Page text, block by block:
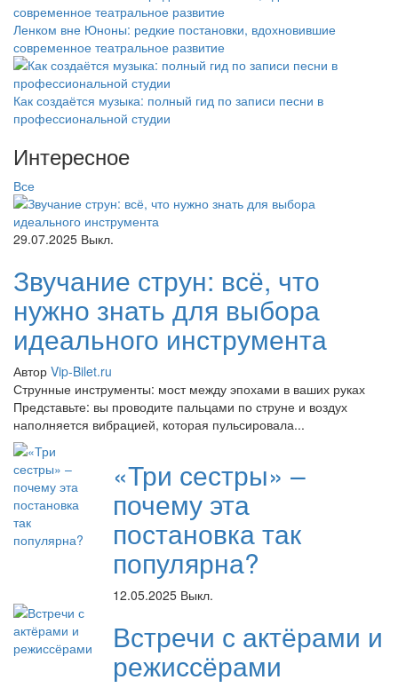
Ленком вне Юноны: редкие постановки, вдохновившие
современное театральное развитие
Как создаётся музыка: полный гид по записи песни в
профессиональной студии
Интересное
Все
29.07.2025 Выкл.
Звучание струн: всё, что
нужно знать для выбора
идеального инструмента
Автор Vip-Bilet.ru
Струнные инструменты: мост между эпохами в ваших руках
Представьте: вы проводите пальцами по струне и воздух
наполняется вибрацией, которая пульсировала...
«Три сестры» –
почему эта
постановка так
популярна?
12.05.2025 Выкл.
Встречи с актёрами и
режиссёрами